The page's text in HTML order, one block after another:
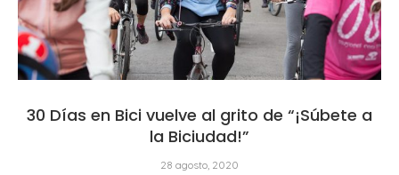
30 Días en Bici vuelve al grito de “¡Súbete a
la Biciudad!”
28 agosto, 2020